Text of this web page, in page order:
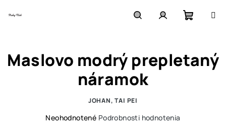
košík
Maslovo modrý prepletaný
náramok
JOHAN, TAI PEI
Priemerné
Neohodnotené Podrobnosti hodnotenia